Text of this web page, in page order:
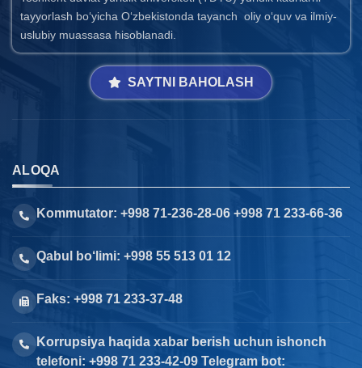
tayyorlash bo‘yicha O‘zbekistonda tayanch oliy o‘quv va ilmiy-
uslubiy muassasa hisoblanadi.
SAYTNI BAHOLASH
ALOQA
Kommutator: +998 71-236-28-06 +998 71 233-66-36
Qabul bo‘limi: +998 55 513 01 12
Faks: +998 71 233-37-48
Korrupsiya haqida xabar berish uchun ishonch
telefoni: +998 71 233-42-09 Telegram bot: